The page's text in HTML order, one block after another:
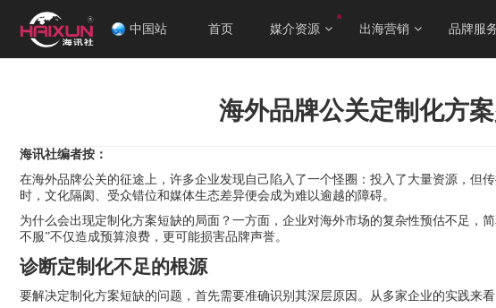
中国站 首页 媒介资源 出海营销 品牌服
海外品牌公关定制化方
海讯社编者按：
在海外品牌公关的征途上，许多企业发现自己陷入了一个怪圈：投入了大量资源，但
时，文化隔阂、受众错位和媒体生态差异便会成为难以逾越的障碍。
为什么会出现定制化方案短缺的局面？一方面，企业对海外市场的复杂性预估不足，
不服”不仅造成预算浪费，更可能损害品牌声誉。
诊断定制化不足的根源
要解决定制化方案短缺的问题，首先需要准确识别其深层原因。从多家企业的实践来